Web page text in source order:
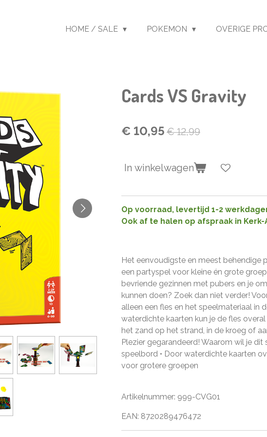
HOME / SALE POKEMON OVERIGE
Cards VS Gravity
€ 10,95 € 12,99
In winkelwagen
Op voorraad, levertijd 1-2
Ook af te halen op afspraak in Kerk-
Het eenvoudigste en meest behendige
een partyspel voor kleine én grote
bevriende gezinnen met pubers en je
kunnen doen? Zoek dan niet verder!
alleen een fles en het speelmateriaal in
waterdichte kaarten kun je de fles
het zand op het strand, in de kroeg of
Plezier gegarandeerd! Waarom wil je dit
speelbord • Door waterdichte kaarten
voor grotere groepen
Artikelnummer: 999-CVG01
EAN: 8720289476472